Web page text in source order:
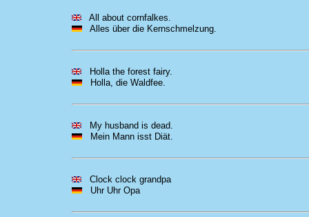
All about cornfalkes.
Alles über die Kernschmelzung.
Holla the forest fairy.
Holla, die Waldfee.
My husband is dead.
Mein Mann isst Diät.
Clock clock grandpa
Uhr Uhr Opa